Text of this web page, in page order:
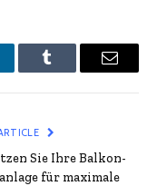
Tumblr Email
Sie Ihre Balkon-
für maximale